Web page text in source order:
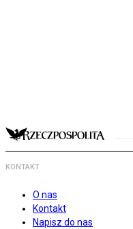
KONTAKT
O nas
Kontakt
Napisz do nas